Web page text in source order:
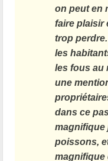
on peut en
faire plaisir
trop
les
les fous au
une
dans ce
magnifique
poissons,
magnifique